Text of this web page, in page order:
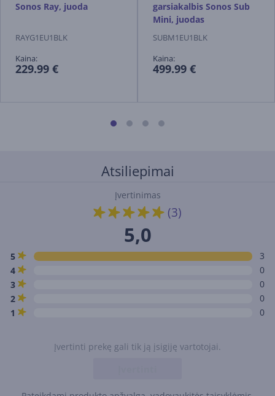
Sonos Ray, juoda
RAYG1EU1BLK
Kaina:
229.99 €
garsiakalbis Sonos Sub
Mini, juodas
SUBM1EU1BLK
Kaina:
499.99 €
Atsiliepimai
Įvertinimas
(3)
5,0
5
3
4
0
3
0
2
0
1
0
Įvertinti prekę gali tik ją įsigiję vartotojai.